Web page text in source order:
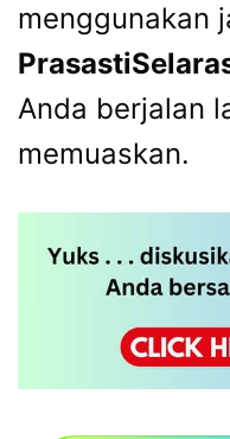
menggunakan
Anda berjalan
memuaskan.